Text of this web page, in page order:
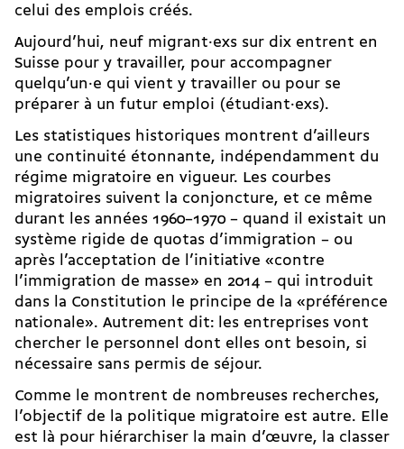
celui des emplois créés.
Aujourd’hui, neuf migrant·exs sur dix entrent en
Suisse pour y travailler, pour accompagner
quelqu’un·e qui vient y travailler ou pour se
préparer à un futur emploi (étudiant·exs).
Les statistiques historiques montrent d’ailleurs
une continuité étonnante, indépendamment du
régime migratoire en vigueur. Les courbes
migratoires suivent la conjoncture, et ce même
durant les années 1960–1970 – quand il existait un
système rigide de quotas d’immigration – ou
après l’acceptation de l’initiative «contre
l’immigration de masse» en 2014 – qui introduit
dans la Constitution le principe de la «préférence
nationale». Autrement dit: les entreprises vont
chercher le personnel dont elles ont besoin, si
nécessaire sans permis de séjour.
Comme le montrent de nombreuses recherches,
l’objectif de la politique migratoire est autre. Elle
est là pour hiérarchiser la main d’œuvre, la classer